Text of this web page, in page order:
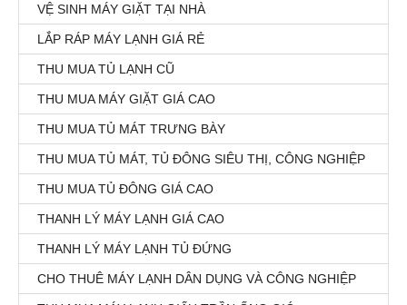
VỆ SINH MÁY GIẶT TẠI NHÀ
LẮP RÁP MÁY LẠNH GIÁ RẺ
THU MUA TỦ LẠNH CŨ
THU MUA MÁY GIẶT GIÁ CAO
THU MUA TỦ MÁT TRƯNG BÀY
THU MUA TỦ MÁT, TỦ ĐÔNG SIÊU THỊ, CÔNG NGHIỆP
THU MUA TỦ ĐÔNG GIÁ CAO
THANH LÝ MÁY LẠNH GIÁ CAO
THANH LÝ MÁY LẠNH TỦ ĐỨNG
CHO THUÊ MÁY LẠNH DÂN DỤNG VÀ CÔNG NGHIỆP